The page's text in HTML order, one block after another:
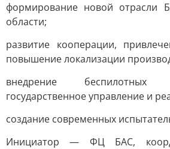
формирование новой отрасли
области;
развитие кооперации,
повышение локализации
внедрение
государственное управление и
создание современных
Инициатор — ФЦ БАС,